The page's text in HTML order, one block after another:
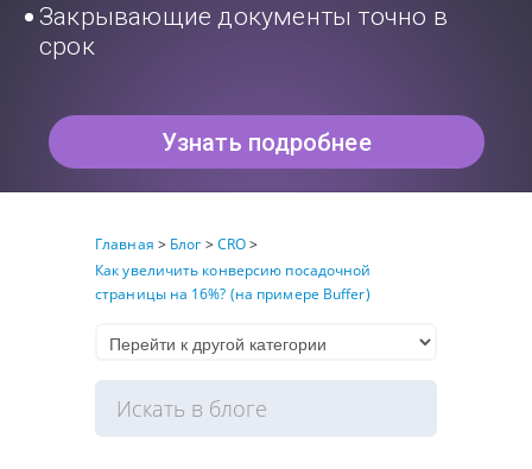
Закрывающие документы точно в
срок
Узнать подробнее
Главная > Блог >CRO>
Как увеличить конверсию посадочной
страницы на 16%? (на примере Buffer)